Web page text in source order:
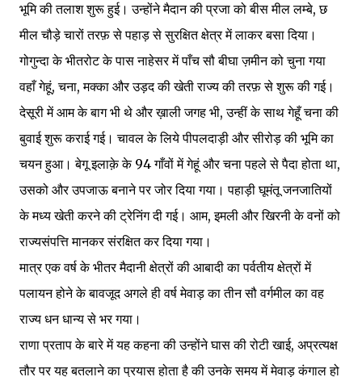
भूमि की तलाश शुरू हुई। उन्होंने मैदान की प्रजा को बीस मील लम्बे, छ
मील चौड़े चारों तरफ़ से पहाड़ से सुरक्षित क्षेत्र में लाकर बसा दिया।
गोगुन्दा के भीतरोट के पास नाहेसर में पाँच सौ बीघा ज़मीन को चुना गया
वहाँ गेहूं, चना, मक्का और उड़द की खेती राज्य की तरफ़ से शुरू की गई।
देसूरी में आम के बाग भी थे और ख़ाली जगह भी, उन्हीं के साथ गेहूँ चना की
बुवाई शुरू कराई गई। चावल के लिये पीपलदाड़ी और सीरोड़ की भूमि का
चयन हुआ। बेगू इलाक़े के 94 गाँवों में गेहूं और चना पहले से पैदा होता था,
उसको और उपजाऊ बनाने पर जोर दिया गया। पहाड़ी घूमंतू जनजातियों
के मध्य खेती करने की ट्रेनिंग दी गई। आम, इमली और खिरनी के वनों को
राज्यसंपत्ति मानकर संरक्षित कर दिया गया।
मात्र एक वर्ष के भीतर मैदानी क्षेत्रों की आबादी का पर्वतीय क्षेत्रों में
पलायन होने के बावजूद अगले ही वर्ष मेवाड़ का तीन सौ वर्गमील का वह
राज्य धन धान्य से भर गया।
राणा प्रताप के बारे में यह कहना की उन्होंने घास की रोटी खाई, अप्रत्यक्ष
तौर पर यह बतलाने का प्रयास होता है की उनके समय में मेवाड़ कंगाल हो